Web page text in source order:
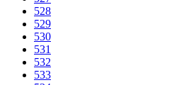
528
529
530
531
532
533